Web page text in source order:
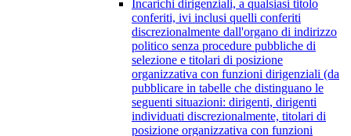
Incarichi dirigenziali, a qualsiasi titolo
conferiti, ivi inclusi quelli conferiti
discrezionalmente dall'organo di indirizzo
politico senza procedure pubbliche di
selezione e titolari di posizione
organizzativa con funzioni dirigenziali (da
pubblicare in tabelle che distinguano le
seguenti situazioni: dirigenti, dirigenti
individuati discrezionalmente, titolari di
posizione organizzativa con funzioni